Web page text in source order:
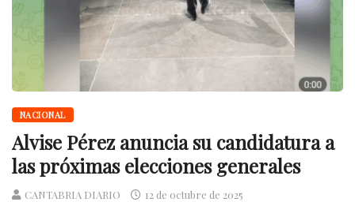
NACIONAL
Alvise Pérez anuncia su candidatura a
las próximas elecciones generales
CANTABRIA DIARIO 12 de octubre de 2025